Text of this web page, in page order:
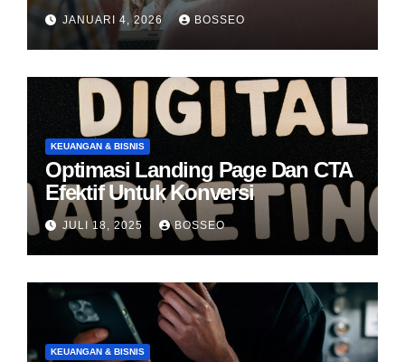
JANUARI 4, 2026 BOSSEO
KEUANGAN & BISNIS
Optimasi Landing Page Dan CTA
Efektif Untuk Konversi
JULI 18, 2025 BOSSEO
KEUANGAN & BISNIS